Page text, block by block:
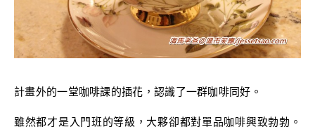
計畫外的一堂咖啡課的插花，認識了一群咖啡同好。
雖然都才是入門班的等級，大夥卻都對單品咖啡興致勃勃。